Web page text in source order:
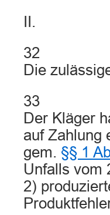
II.
32
Die
33
Der Kläger
auf Zahlung
gem. §§ 1
Unfalls vom
2)